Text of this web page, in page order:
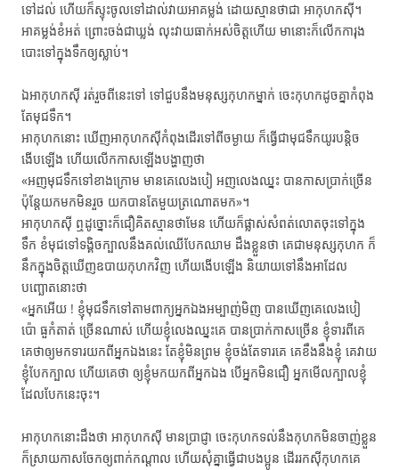
ទៅ​ដល់​ ហើយ​ក៏​ស្ទុះ​ចូល​ទៅ​ដាល់​វាយ​អា​គម្លង់ ដោយ​ស្មាន​ថា​ជា ​អា​កុហក​ស៊ី។
អា​គម្លង់​ខំ​អត់​ ព្រោះ​ចង់​ជា​ឃ្លង់ លុះ​វាយ​ធាក់​អស់​ចិត្ត​ហើយ មា​នោះ​ក៏​លើក​ការុង​
បោះ​ទៅ​ក្នុង​ទឹក​ឲ្យ​ស្លាប់។
ឯ​អា​កុហក​ស៊ី រត់​រួច​ពី​នេះ​ទៅ ទៅជួប​នឹង​មនុស្ស​កុហក​ម្នាក់ ចេះ​កុហក​ដូច​គ្នា​កំពុង​
តែ​មុជ​ទឹក។
អា​កុហក​នោះ ឃើញ​អា​កុហក​ស៊ី​កំពុង​ដើរ​ទៅ​ពី​ចម្ងាយ ក៏​ធ្វើ​ជា​មុជ​ទឹក​យូរ​បន្តិច​
ងើប​ឡើង ហើយ​លើក​កាស​ឡើង​បង្ហាញ​ថា
«អញ​មុជ​ទឹក​ទៅ​ខាង​ក្រោម មាន​គេ​លេង​បៀ​ អញ​លេង​ឈ្នះ បាន​កាស​ប្រាក់​ច្រើន
ប៉ុន្តែ​យក​មក​មិន​រួច យក​បាន​តែ​មួយ​ត្រណោត​មក»។
អា​កុហក​ស៊ី ឮ​ដូច្នោះ​ក៏​ជឿ​គិត​ស្មាន​ថា​មែន ហើយ​ក៏​ផ្លាស់​សំពត់​លោត​ចុះ​ទៅ​ក្នុង​
ទឹក ខំ​មុជ​ទៅ​ទង្គិច​ក្បាល​នឹង​គល់​ឈើ​បែក​ឈាម ដឹង​ខ្លួន​ថា គេ​ជា​មនុស្ស​កុហក ​ក៏​
នឹក​ក្នុង​ចិត្ត​ឃើញ​ឧបាយ​កុហក​វិញ ហើយ​ងើប​ឡើង និយាយ​ទៅ​នឹង​អា​ដែល​
បញ្ឆោត​នោះ​ថា
«អ្នក​អើយ ! ខ្ញុំ​មុជ​ទឹក​ទៅ​តាម​ពាក្យ​អ្នក​ឯង​អម្បាញ់មិញ បាន​ឃើញ​គេ​លេង​បៀ
ប៉ោ ធួ​កំតាត់​ ច្រើន​ណាស់ ហើយ​ខ្ញុំ​លេង​ឈ្នះ​គេ បាន​ប្រាក់​កាស​ច្រើន ខ្ញុំ​ទារ​ពី​គេ
គេ​ថា​ឲ្យ​មក​ទារ​យក​ពី​អ្នក​ឯង​នេះ តែ​ខ្ញុំ​មិន​ព្រម ខ្ញុំ​ចង់​តែ​ទារគេ គេ​ខឹង​នឹង​ខ្ញុំ​ គេ​វាយ​
ខ្ញុំ​បែក​ក្បាល ហើយ​គេ​ថា ឲ្យ​ខ្ញុំ​មក​យក​ពី​អ្នក​ឯង បើ​អ្នក​មិន​ជឿ​​ អ្នក​មើល​ក្បាល​ខ្ញុំ​
ដែល​បែក​នេះ​ចុះ។
អា​កុហក​នោះដឹង​ថា​ អា​កុហក​ស៊ី​ មាន​ប្រាជ្ញា ចេះ​កុហក​ទល់​នឹង​កុហក​មិន​ចាញ់​ខ្លួន
ក៏​ស្រាយ​កាស​ចែក​ឲ្យ​ពាក់​កណ្ដាល ហើយ​សុំ​គ្នា​ធ្វើ​ជា​បងប្អូន ដើរ​រក​ស៊ី​កុហក​គេ​